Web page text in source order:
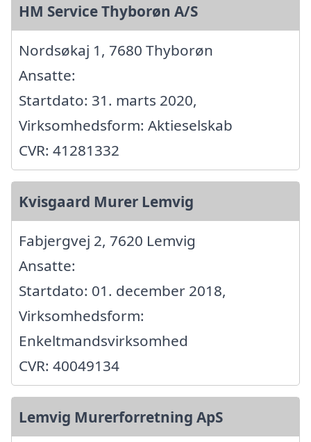
HM Service Thyborøn A/S
Nordsøkaj 1, 7680 Thyborøn
Ansatte:
Startdato: 31. marts 2020,
Virksomhedsform: Aktieselskab
CVR: 41281332
Kvisgaard Murer Lemvig
Fabjergvej 2, 7620 Lemvig
Ansatte:
Startdato: 01. december 2018,
Virksomhedsform:
Enkeltmandsvirksomhed
CVR: 40049134
Lemvig Murerforretning ApS